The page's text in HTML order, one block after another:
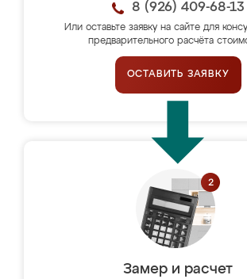
8 (926) 409-68-13
Или оставьте заявку на сайте для
предварительного расчёта
ОСТАВИТЬ ЗАЯВКУ
Замер и расчет